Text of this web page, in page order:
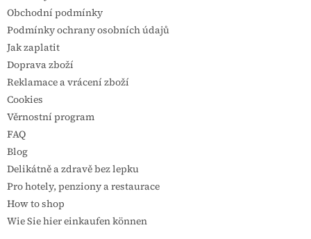
Obchodní podmínky
Podmínky ochrany osobních údajů
Jak zaplatit
Doprava zboží
Reklamace a vrácení zboží
Cookies
Věrnostní program
FAQ
Blog
Delikátně a zdravě bez lepku
Pro hotely, penziony a restaurace
How to shop
Wie Sie hier einkaufen können